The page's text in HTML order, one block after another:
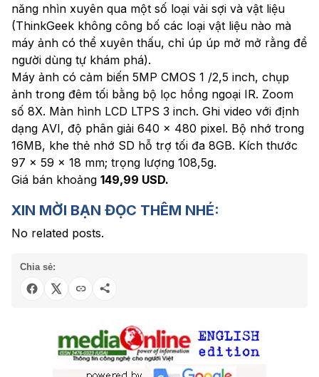
năng nhìn xuyên qua một số loại vải sợi và vật liệu
(ThinkGeek không công bố các loại vật liệu nào mà
máy ảnh có thể xuyên thấu, chỉ úp úp mở mở rằng để
người dùng tự khám phá).
Máy ảnh có cảm biến 5MP CMOS 1 /2,5 inch, chụp
ảnh trong đêm tối bằng bộ lọc hồng ngoại IR. Zoom
số 8X. Màn hình LCD LTPS 3 inch. Ghi video với định
dạng AVI, độ phân giải 640 x 480 pixel. Bộ nhớ trong
16MB, khe thẻ nhớ SD hỗ trợ tối đa 8GB. Kích thước
97 x 59 x 18 mm; trọng lượng 108,5g.
Giá bán khoảng 149,99 USD.
XIN MỜI BẠN ĐỌC THÊM NHÉ:
No related posts.
Chia sẻ: